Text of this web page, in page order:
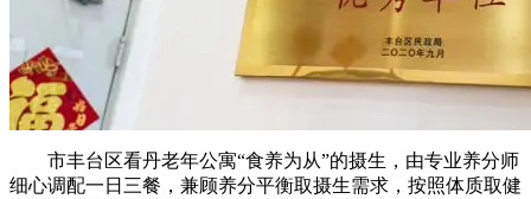
市丰台区看丹老年公寓“食养为从”的摄生，由专业养分师
细心调配一日三餐，兼顾养分平衡取摄生需求，按照体质取健